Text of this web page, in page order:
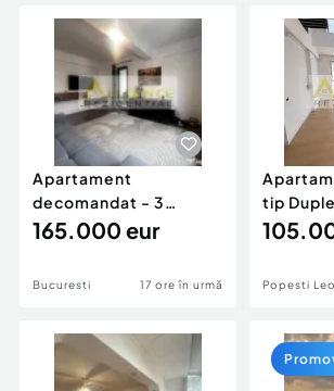
Animale de companie
Afaceri și echipamente
Inchiriere Bunuri si Vehicule
Utilaje agricole si industriale
Piese auto si accesorii
Dacia Duster
Apartament
decomandat - 3
camere 88 mp
165.000 eur
Bucuresti 17 ore în urmă
tip
Metrou
Popesti